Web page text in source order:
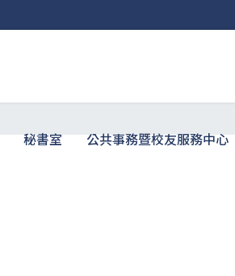
秘書室 公共事務暨校友服務中心